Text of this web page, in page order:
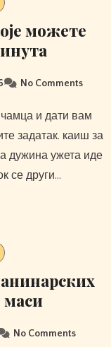
можете
No Comments
задатак. каиш за
дужина ужета иде
се други…
маси
No Comments